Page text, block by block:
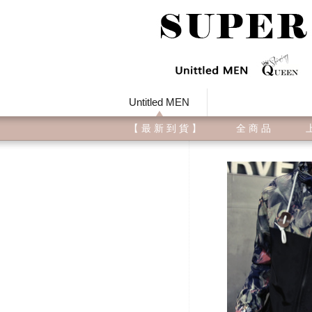
Untitled MEN
【 最 新 到 貨 】 全 商 品